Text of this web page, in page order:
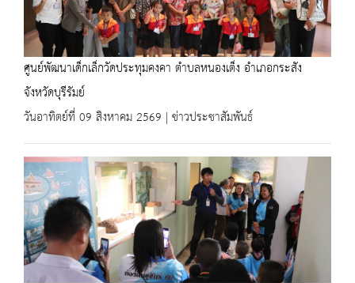
ศูนย์พัฒนาเด็กเล็กวัดประทุมคงคา ตำบลหนองเต็ง อำเภอกระสัง
จังหวัดบุรีรัมย์
วันอาทิตย์ที่ 09 สิงหาคม 2569 | ข่าวประชาสัมพันธ์